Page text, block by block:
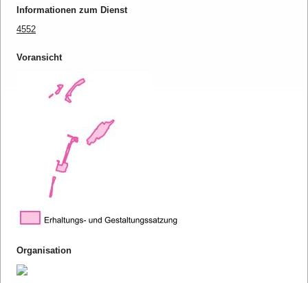
Informationen zum Dienst
4552
Voransicht
Organisation